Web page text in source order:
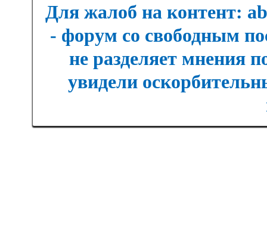
Для жалоб на контент:
- форум со свободным
не разделяет мнения
увидели